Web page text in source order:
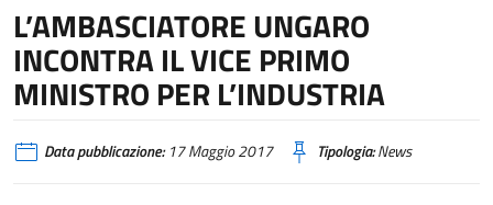
L’AMBASCIATORE UNGARO
INCONTRA IL VICE PRIMO
MINISTRO PER L’INDUSTRIA
Data pubblicazione:17 Maggio 2017 Tipologia:News